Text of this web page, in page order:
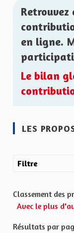
Retrouvez
en ligne.
Le bilan
LES
Filtre
Classement des
Avec le plus
Résultats par